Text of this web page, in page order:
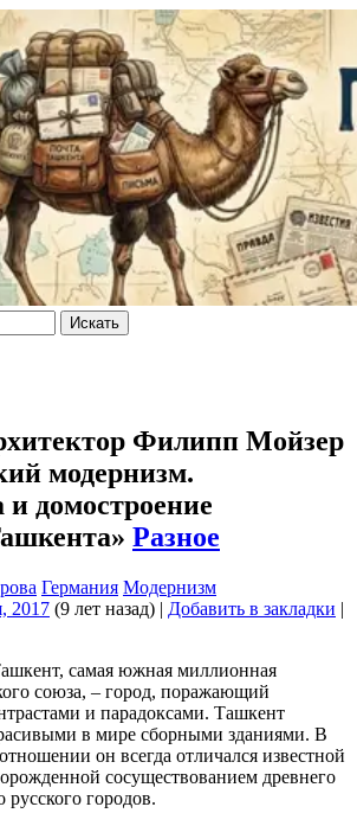
Искать
Филипп Мойзер
модернизм.
и домостроение
Разное
Германия Модернизм
2017 (9 лет назад) | Добавить в закладки |
самая южная миллионная
союза, – город, поражающий
и парадоксами. Ташкент
в мире сборными зданиями. В
он всегда отличался известной
сосуществованием древнего
русского городов.